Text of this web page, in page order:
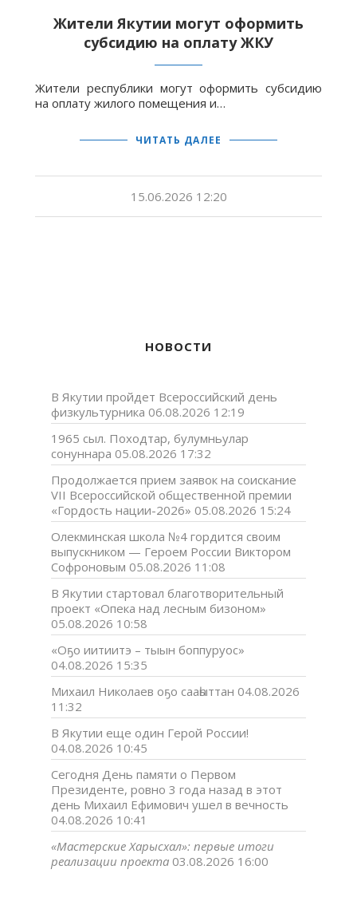
Жители Якутии могут оформить
субсидию на оплату ЖКУ
Жители республики могут оформить субсидию
на оплату жилого помещения и…
ЧИТАТЬ ДАЛЕЕ
15.06.2026 12:20
НОВОСТИ
В Якутии пройдет Всероссийский день
физкультурника 06.08.2026 12:19
1965 сыл. Походтар, булумньулар
сонуннара 05.08.2026 17:32
Продолжается прием заявок на соискание
VII Всероссийской общественной премии
«Гордость нации-2026» 05.08.2026 15:24
Олекминская школа №4 гордится своим
выпускником — Героем России Виктором
Софроновым 05.08.2026 11:08
В Якутии стартовал благотворительный
проект «Опека над лесным бизоном»
05.08.2026 10:58
«Оҕо иитиитэ – тыын боппуруос»
04.08.2026 15:35
Михаил Николаев оҕо сааһыттан 04.08.2026
11:32
В Якутии еще один Герой России!
04.08.2026 10:45
Сегодня День памяти о Первом
Президенте, ровно 3 года назад в этот
день Михаил Ефимович ушел в вечность
04.08.2026 10:41
«Мастерские Харысхал»: первые итоги
реализации проекта 03.08.2026 16:00